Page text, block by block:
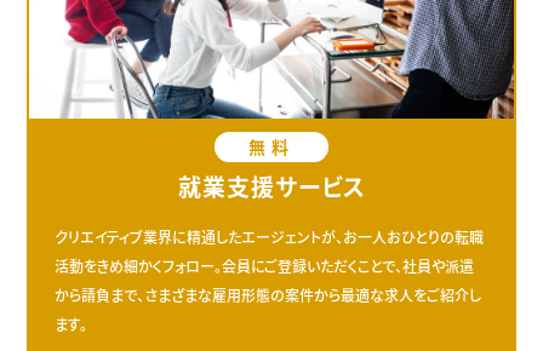
無料
就業支援サービス
クリエイティブ業界に精通したエージェントが、お一人おひとりの転職
活動をきめ細かくフォロー。会員にご登録いただくことで、社員や派遣
から請負まで、さまざまな雇用形態の案件から最適な求人をご紹介し
ます。